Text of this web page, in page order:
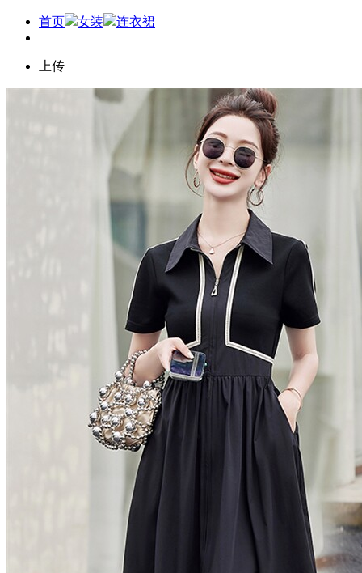
首页 女装 连衣裙
上传